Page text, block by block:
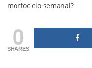
morfociclo semanal?
0
SHARES